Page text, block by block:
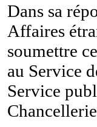
Dans sa
Affaires
soumettre
au Service
Service